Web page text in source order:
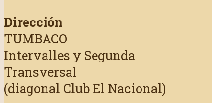
Dirección
TUMBACO
Intervalles y Segunda
Transversal
(diagonal Club El Nacional)